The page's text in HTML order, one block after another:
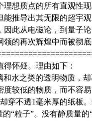
理想质点的所有直观性
能推导出其无限的超宇
因此从电磁论，到量子
的再次辉煌中而被彻底
怀疑。理由如下：
水之类的透明物质，
度较低的物质，而不容
穿不透1毫米厚的纸板。
“粒子”。没有静质量